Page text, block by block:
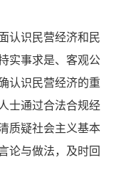
认识民营经济和民
实事求是、客观公
认识民营经济的重
士通过合法合规经
质疑社会主义基本
论与做法，及时回